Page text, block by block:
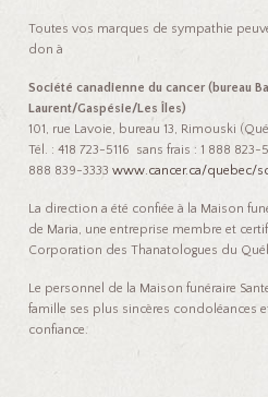
Toutes vos marques de sympathie
don à
Société canadienne du cancer (bureau
Laurent/Gaspésie/Les Îles)
101, rue Lavoie, bureau 13, Rimouski
Tél. : 418 723-5116 sans frais : 1 888 823-
888 839-3333www.cancer.ca/quebec/
La direction a été confiée à la Maison
de Maria, une entreprise membre et
Corporation des Thanatologues du
Le personnel de la Maison funéraire
famille ses plus sincères condoléances
confiance.